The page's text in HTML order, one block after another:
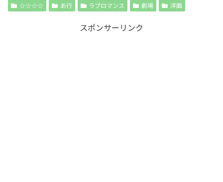
☆☆☆☆ あ行 ラブロマンス 劇場 洋画
スポンサーリンク